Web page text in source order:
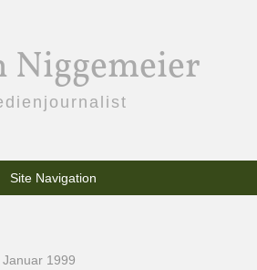
Niggemeier
Site Navigation
Januar 1999